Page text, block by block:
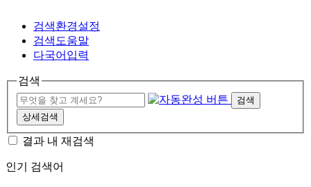
검색환경설정
검색도움말
다국어입력
검색
검색
상세검색
결과 내 재검색
인기 검색어